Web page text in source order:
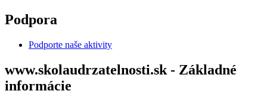
Skočiť na hlavný obsah
Podpora
Podporte naše aktivity
www.skolaudrzatelnosti.sk - Základné
informácie